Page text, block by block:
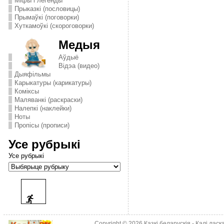
Прыказкі (пословицы)
Прымаўкі (поговорки)
Хуткамоўкі (скороговорки)
Медыя
Аўдыё
Відэа (видео)
Дыяфільмы
Карыкатуры (карикатуры)
Комiксы
Маляванкі (раскраски)
Налепкі (наклейки)
Ноты
Пропісы (прописи)
Усе рубрыкі
Усе рубрыкі